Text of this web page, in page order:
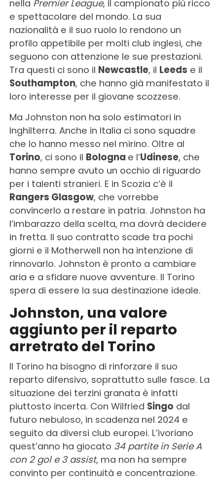
nella Premier League, il campionato più ricco
e spettacolare del mondo. La sua
nazionalità e il suo ruolo lo rendono un
profilo appetibile per molti club inglesi, che
seguono con attenzione le sue prestazioni.
Tra questi ci sono il Newcastle, il Leeds e il
Southampton, che hanno già manifestato il
loro interesse per il giovane scozzese.
Ma Johnston non ha solo estimatori in
Inghilterra. Anche in Italia ci sono squadre
che lo hanno messo nel mirino. Oltre al
Torino, ci sono il Bologna e l’Udinese, che
hanno sempre avuto un occhio di riguardo
per i talenti stranieri. E in Scozia c’è il
Rangers Glasgow, che vorrebbe
convincerlo a restare in patria. Johnston ha
l’imbarazzo della scelta, ma dovrà decidere
in fretta. Il suo contratto scade tra pochi
giorni e il Motherwell non ha intenzione di
rinnovarlo. Johnston è pronto a cambiare
aria e a sfidare nuove avventure. Il Torino
spera di essere la sua destinazione ideale.
Johnston, una valore
aggiunto per il reparto
arretrato del Torino
Il Torino ha bisogno di rinforzare il suo
reparto difensivo, soprattutto sulle fasce. La
situazione dei terzini granata è infatti
piuttosto incerta. Con Wilfried Singo dal
futuro nebuloso, in scadenza nel 2024 e
seguito da diversi club europei. L’ivoriano
quest’anno ha giocato 34 partite in Serie A
con 2 gol e 3 assist, ma non ha sempre
convinto per continuità e concentrazione.